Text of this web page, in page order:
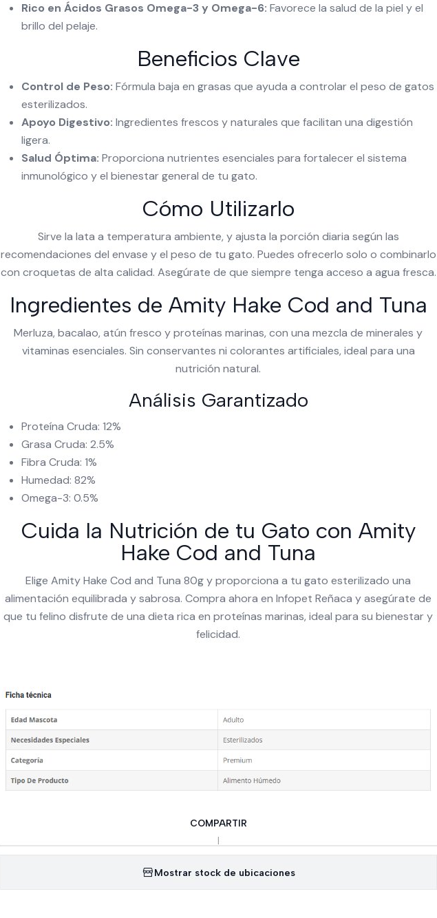
Rico en Ácidos Grasos Omega-3 y Omega-6: Favorece la salud de la piel y el
brillo del pelaje.
Beneficios Clave
Control de Peso: Fórmula baja en grasas que ayuda a controlar el peso de gatos
esterilizados.
Apoyo Digestivo: Ingredientes frescos y naturales que facilitan una digestión
ligera.
Salud Óptima: Proporciona nutrientes esenciales para fortalecer el sistema
inmunológico y el bienestar general de tu gato.
Cómo Utilizarlo
Sirve la lata a temperatura ambiente, y ajusta la porción diaria según las
recomendaciones del envase y el peso de tu gato. Puedes ofrecerlo solo o combinarlo
con croquetas de alta calidad. Asegúrate de que siempre tenga acceso a agua fresca.
Ingredientes de Amity Hake Cod and Tuna
Merluza, bacalao, atún fresco y proteínas marinas, con una mezcla de minerales y
vitaminas esenciales. Sin conservantes ni colorantes artificiales, ideal para una
nutrición natural.
Análisis Garantizado
Proteína Cruda: 12%
Grasa Cruda: 2.5%
Fibra Cruda: 1%
Humedad: 82%
Omega-3: 0.5%
Cuida la Nutrición de tu Gato con Amity
Hake Cod and Tuna
Elige Amity Hake Cod and Tuna 80g y proporciona a tu gato esterilizado una
alimentación equilibrada y sabrosa. Compra ahora en Infopet Reñaca y asegúrate de
que tu felino disfrute de una dieta rica en proteínas marinas, ideal para su bienestar y
felicidad.
COMPARTIR
|
Mostrar stock de ubicaciones